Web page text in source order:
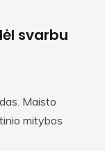
svarbu
Maisto
mitybos